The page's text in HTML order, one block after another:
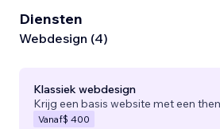
Diensten
Webdesign (4)
Klassiek webdesign
Krijg een basis website met een
Vanaf$ 400